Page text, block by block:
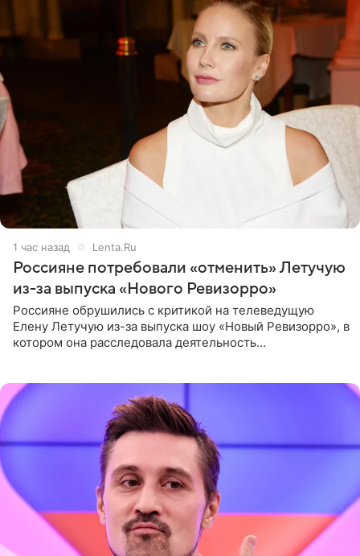
1 час назад Lenta.Ru
Россияне потребовали «отменить» Летучую
из-за выпуска «Нового Ревизорро»
Россияне обрушились с критикой на телеведущую
Елену Летучую из-за выпуска шоу «Новый Ревизорро», в
котором она расследовала деятельность